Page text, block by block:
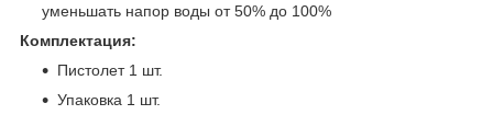
уменьшать напор воды от 50% до 100%
Комплектация:
Пистолет 1 шт.
Упаковка 1 шт.